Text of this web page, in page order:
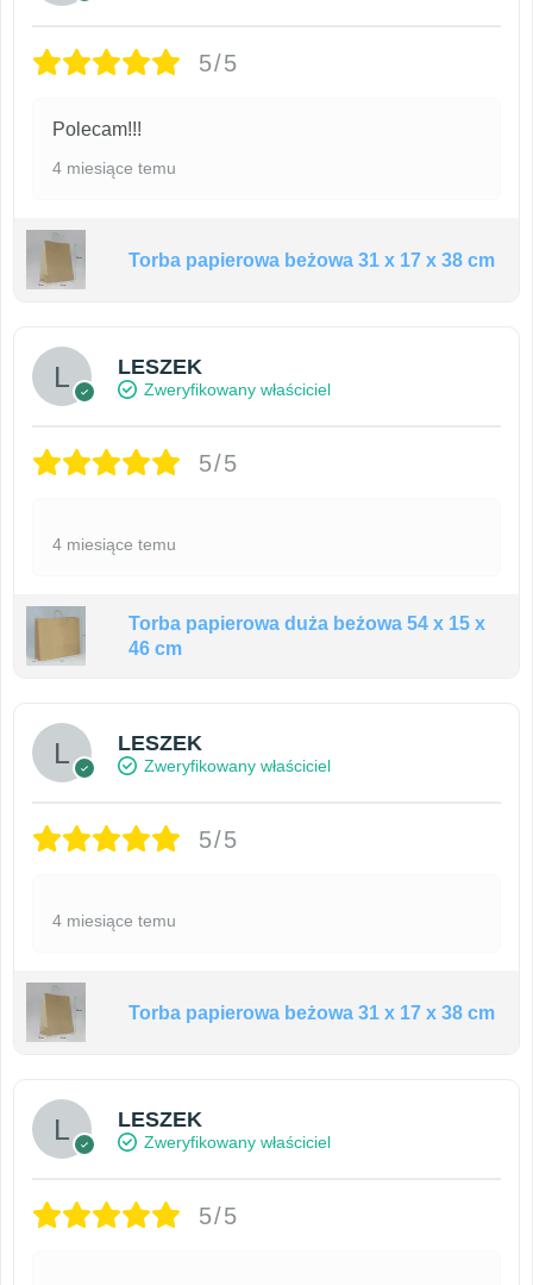
5/5
Polecam!!!
4 miesiące temu
Torba papierowa beżowa 31 x 17 x 38 cm
LESZEK
Zweryfikowany właściciel
5/5
4 miesiące temu
Torba papierowa duża beżowa 54 x 15 x
46 cm
LESZEK
Zweryfikowany właściciel
5/5
4 miesiące temu
Torba papierowa beżowa 31 x 17 x 38 cm
LESZEK
Zweryfikowany właściciel
5/5